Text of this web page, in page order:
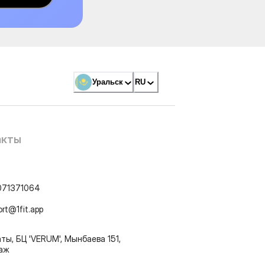
Уральск RU
БЦ 'VERUM', Мынбаева 151,